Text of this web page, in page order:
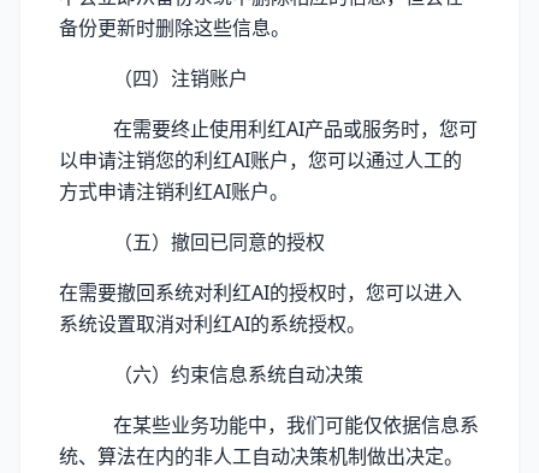
备份更新时删除这些信息。
（四）注销账户
在需要终止使用利红AI产品或服务时，您可
以申请注销您的利红AI账户，您可以通过人工的
方式申请注销利红AI账户。
（五）撤回已同意的授权
在需要撤回系统对利红AI的授权时，您可以进入
系统设置取消对利红AI的系统授权。
（六）约束信息系统自动决策
在某些业务功能中，我们可能仅依据信息系
统、算法在内的非人工自动决策机制做出决定。